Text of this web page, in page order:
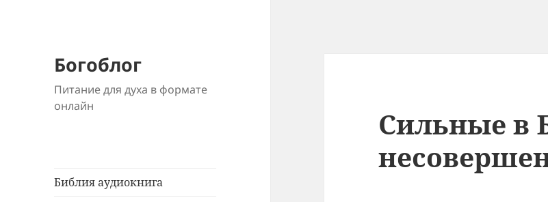
Богоблог
Питание для духа в формате
онлайн
Библия аудиокнига
Сильные в